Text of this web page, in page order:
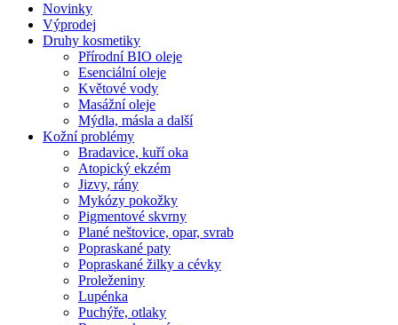
Novinky
Výprodej
Druhy kosmetiky
Přírodní BIO oleje
Esenciální oleje
Květové vody
Masážní oleje
Mýdla, másla a další
Kožní problémy
Bradavice, kuří oka
Atopický ekzém
Jizvy, rány
Mykózy pokožky
Pigmentové skvrny
Plané neštovice, opar, svrab
Popraskané paty
Popraskané žilky a cévky
Proleženiny
Lupénka
Puchýře, otlaky